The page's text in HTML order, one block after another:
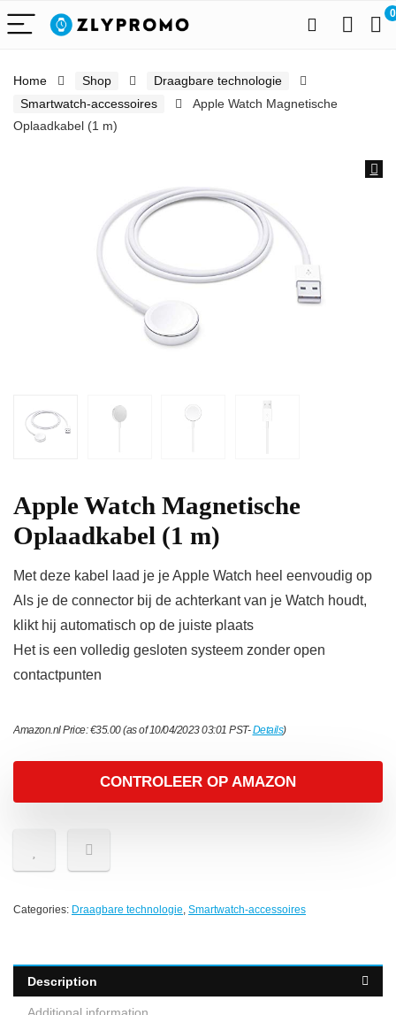
0
Home Shop
Draagbare technologie
Smartwatch-accessoires
Apple Watch Magnetische
Oplaadkabel (1 m)
Apple Watch Magnetische
Oplaadkabel (1 m)
Met deze kabel laad je je Apple Watch heel eenvoudig op
Als je de connector bij de achterkant van je Watch houdt,
klikt hij automatisch op de juiste plaats
Het is een volledig gesloten systeem zonder open
contactpunten
Amazon.nl Price:€35.00(as of 10/04/2023 03:01 PST-Details)
CONTROLEER OP AMAZON
Categories: Draagbare technologie, Smartwatch-accessoires
Description